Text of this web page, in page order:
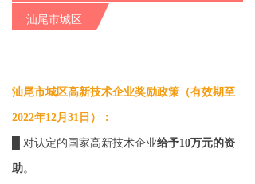
汕尾市城区
汕尾市城区高新技术企业奖励政策（有效期至
2022年12月31日）：
█ 对认定的国家高新技术企业给予10万元的资
助。